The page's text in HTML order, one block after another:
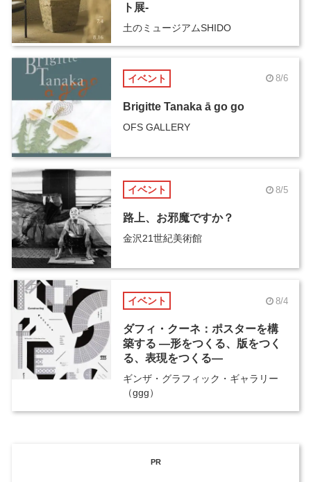
ト展-
土のミュージアムSHIDO
イベント 8/6
Brigitte Tanaka ā go go
OFS GALLERY
イベント 8/5
路上、お邪魔ですか？
金沢21世紀美術館
イベント 8/4
ダフィ・クーネ：ポスターを構
築する ―形をつくる、版をつく
る、表現をつくる―
ギンザ・グラフィック・ギャラリー
（ggg）
PR